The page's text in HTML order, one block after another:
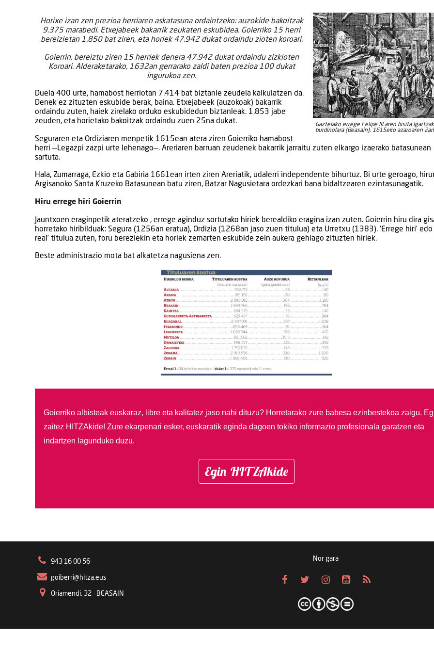
Gaztelako errege Felipe III.aren bisita
burdinolara (Beasain), 1615eko azaroaren
Horixe izan zen prezioa herriaren askatasuna ordaintzeko: auzokide bakoitzak
9.375 marabedi. Etxejabeek bakarrik zeukaten eskubidea. Goierriko 15 herri
bereizietan 1.850 bat ziren, eta horiek 47.942 dukat ordaindu zioten koroari.
Goierrin, bereiztu ziren 15 herriek denera 47.942 dukat ordaindu zizkioten
Koroari. Alderaketarako, 1632an gerrarako zaldi baten prezioa 100 dukat
ingurukoa zen.
Duela 400 urte, hamabost herriotan 7.414 bat biztanle zeudela kalkulatzen da.
Denek ez zituzten eskubide berak, baina. Etxejabeek (auzokoak) bakarrik
ordaindu zuten, haiek zirelako orduko eskubidedun biztanleak. 1.853 jabe
zeuden, eta horietako bakoitzak ordaindu zuen 25na dukat.
Seguraren eta Ordiziaren menpetik 1615ean atera ziren Goierriko hamabost
herri —Legazpi zazpi urte lehenago—. Areriaren barruan zeudenek bakarrik jarraitu zuten elkargo izaerako batasunean
sartuta.
Hala, Zumarraga, Ezkio eta Gabiria 1661ean irten ziren Areriatik, udalerri independente bihurtuz. Bi urte geroago,
Argisanoko Santa Kruzeko Batasunean batu ziren, Batzar Nagusietara ordezkari bana bidaltzearen ezintasunagatik.
Hiru errege hiri Goierrin
Jauntxoen eraginpetik ateratzeko , errege aginduz sortutako hiriek berealdiko eragina izan zuten. Goierrin hiru dira
horretako hiribilduak: Segura (1256an eratua), Ordizia (1268an jaso zuen titulua) eta Urretxu (1383). ‘Errege hiri’ edo
real’ titulua zuten, foru bereziekin eta horiek zemarten eskubide zein aukera gehiago zituzten hiriek.
Beste administrazio mota bat alkatetza nagusiena zen.
Goierriko albisteak euskaraz, libre eta kalitatez jaso nahi dituzu? Horretarako zure babesa ezinbestekoa zaigu.
zaitez HITZAkide! Zure ekarpenari esker, euskaratik eginda dagoen tokiko informazio profesionala garatzen eta
indartzen lagunduko duzu.
Egin HITZAkide
943 16 00 56
goiberri@hitza.eus
Oriamendi, 32 – BEASAIN
Nor gara